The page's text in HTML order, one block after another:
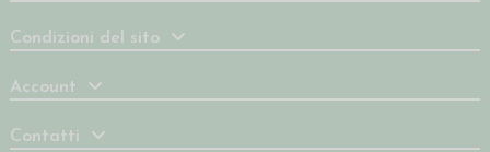
Condizioni del sito
Account
Contatti